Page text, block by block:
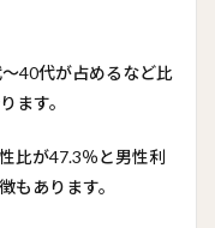
40代が占めるなど比
ます。
比が47.3％と男性利
もあります。